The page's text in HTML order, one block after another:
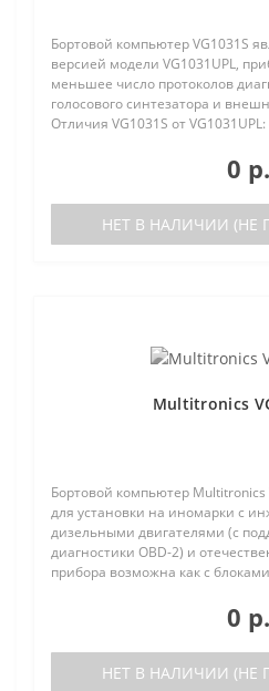
Бортовой компьютер VG1031S
версией модели VG1031UPL,
меньшее число протоколов
голосового синтезатора и
Отличия VG1031S от VG1031UPL:
0 р.
НЕТ В НАЛИЧИИ (НЕ
Multitronics
Бортовой компьютер Multitronics
для установки на иномарки с
дизельными двигателями (с
диагностики OBD-2) и
прибора возможна как с
0 р.
НЕТ В НАЛИЧИИ (НЕ